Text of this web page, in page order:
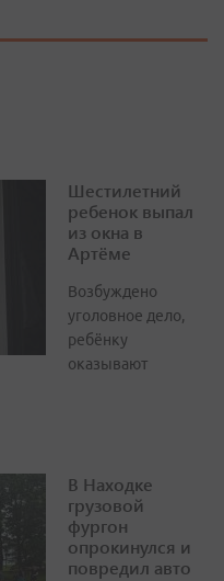
Шестилетний
ребенок выпал
из окна в
Артёме
Возбуждено
уголовное дело,
ребёнку
оказывают
В Находке
грузовой
фургон
опрокинулся и
повредил авто